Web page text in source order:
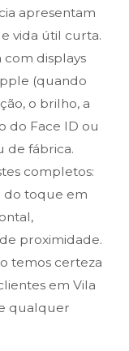
apresentam
vida útil curta.
com displays
(quando
o brilho, a
do Face ID ou
de fábrica.
completos:
do toque em
proximidade.
temos certeza
em Vila
qualquer